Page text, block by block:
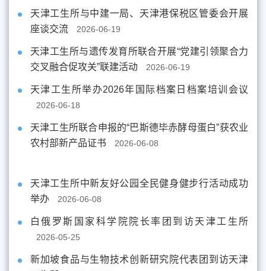
天津工生所与中建一局、天津港保税区管委会开展
座谈交流
2026-06-19
天津工生所与遗传发育所联合开展“党建引领聚合力
交叉融合促攻关”联建活动
2026-06-19
天津工生所举办2026年国际档案日档案培训会议
2026-06-18
天津工生所联合申报的“巴斯德毕赤酵母蛋白”获农业
农村部新产品证书
2026-06-08
天津工生所中新友好公园全民健身健步行活动成功
举办
2026-06-08
白俄罗斯国家科学院院长率团到访天津工生所
2026-05-25
新加坡食品与生物技术创新研究院代表团到访天津